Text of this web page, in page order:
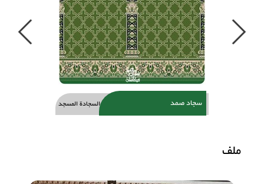
Previous
السجادة المسجد سجاد صمد
Next
ملف